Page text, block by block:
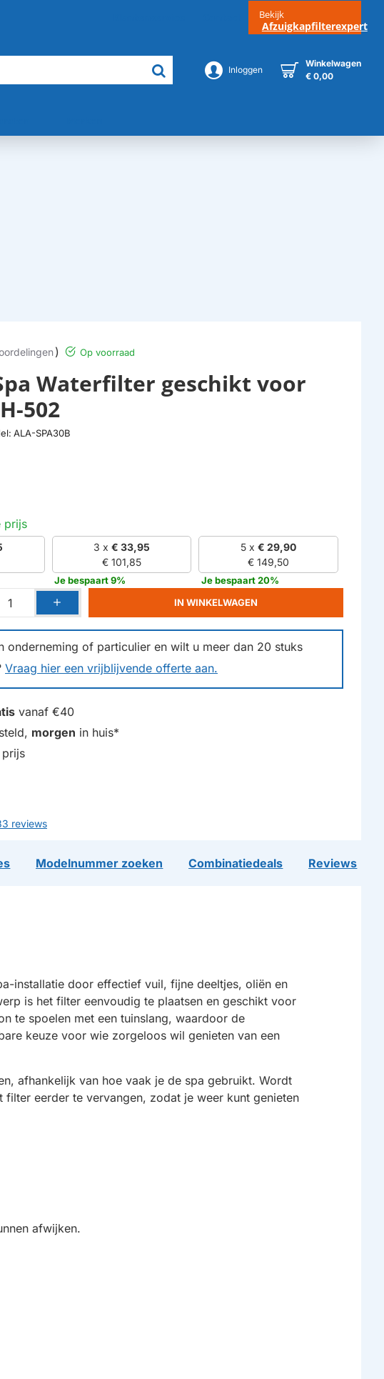
Bekijk
Afzuigkapfilterexpert
Inloggen
Winkelwagen
€ 0,00
Waterfilter geschikt voor
502
ALA-SPA30B
) Op voorraad
prijs
3 x € 33,95
€ 101,85
Je bespaart 9%
5 x€ 29,90
€ 149,50
Je bespaart 20%
onderneming of particulier en wilt u meer dan 20 stuks
Vraag hier een vrijblijvende offerte aan.
IN WINKELWAGEN
vanaf €40
morgen in huis*
prijs
reviews
Modelnummer zoeken Combinatiedeals Reviews
installatie door effectief vuil, fijne deeltjes, oliën en
is het filter eenvoudig te plaatsen en geschikt voor
te spoelen met een tuinslang, waardoor de
keuze voor wie zorgeloos wil genieten van een
afhankelijk van hoe vaak je de spa gebruikt. Wordt
eerder te vervangen, zodat je weer kunt genieten
afwijken.